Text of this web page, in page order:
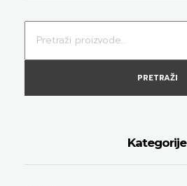
PRETRAŽI
Kategorije